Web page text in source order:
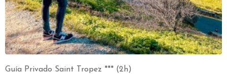
Guía Privado Saint Tropez *** (2h)